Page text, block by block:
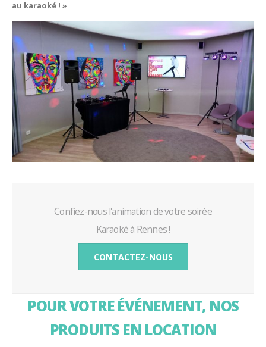
au karaoké ! »
Confiez-nous l'animation de votre soirée
Karaoké à Rennes !
CONTACTEZ-NOUS
POUR VOTRE ÉVÉNEMENT, NOS
PRODUITS EN LOCATION